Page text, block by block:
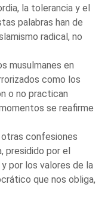
la tolerancia y el
palabras han de
radical, no
musulmanes en
como los
o no practican
se reafirme
confesiones
presidido por el
por los valores de la
que nos obliga,